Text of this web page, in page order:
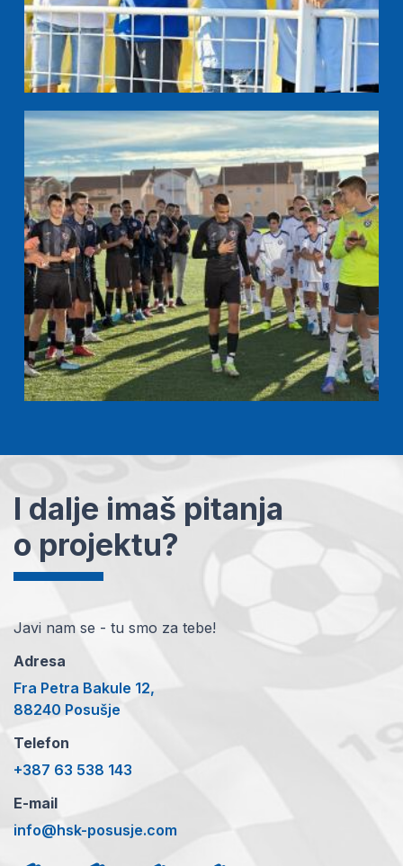
I dalje imaš pitanja
o projektu?
Javi nam se - tu smo za tebe!
Adresa
Fra Petra Bakule 12,
88240 Posušje
Telefon
+387 63 538 143
E-mail
info@hsk-posusje.com